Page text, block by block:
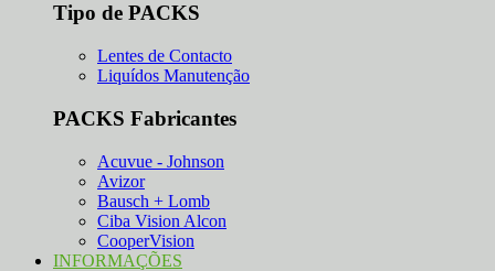
Tipo de PACKS
Lentes de Contacto
Liquídos Manutenção
PACKS Fabricantes
Acuvue - Johnson
Avizor
Bausch + Lomb
Ciba Vision Alcon
CooperVision
INFORMAÇÕES